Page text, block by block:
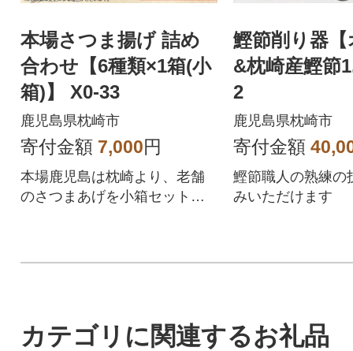
本場さつま揚げ 詰め
合わせ【6種類×1箱(小
箱)】 X0-33
鹿児島県枕崎市
寄付金額 7,000円
本場鹿児島は枕崎より、老舗
のさつまあげを小箱セットで
鰹節削り器
&枕崎産鰹節
2
鹿児島県枕崎市
寄付金額
鰹節職人の熟練の
みいただけます
カテゴリに関連するお礼品